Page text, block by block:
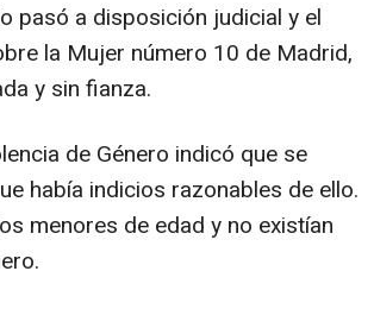
pasó a disposición judicial y el
la Mujer número 10 de Madrid,
y sin fianza.
de Género indicó que se
había indicios razonables de ello.
menores de edad y no existían